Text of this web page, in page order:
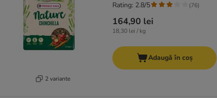
2 variante
164,90 lei
18,30 lei / kg
Rating: 2.8/5 (76)
Adaugă în coș